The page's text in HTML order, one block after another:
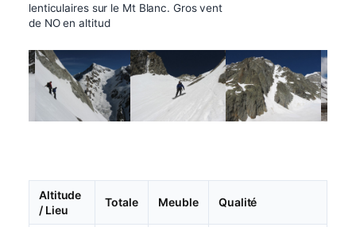
lenticulaires sur le Mt Blanc. Gros vent
de NO en altitud
Altitude
/ Lieu
Totale Meuble Qualité